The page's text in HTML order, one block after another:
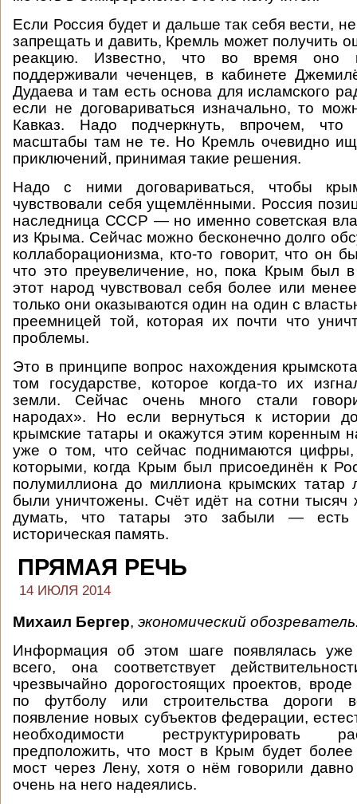
Если Россия будет и дальше так себя вести,
запрещать и давить, Кремль может получить
реакцию. Известно, что во время оно
поддерживали чеченцев, в кабинете
Дудаева и там есть основа для исламского
если не договариваться изначально, то
Кавказ. Надо подчеркнуть, впрочем, что
масштабы там не те. Но Кремль очевидно
приключений, принимая такие решения.
Надо с ними договариваться, чтобы
чувствовали себя ущемлёнными. Россия
наследница СССР — но именно советская
из Крыма. Сейчас можно бесконечно долго
коллаборационизма, кто-то говорит, что он
что это преувеличение, но, пока Крым был
этот народ чувствовал себя более или
только они оказываются один на один с
преемницей той, которая их почти что
проблемы.
Это в принципе вопрос нахождения
том государстве, которое когда-то их
земли. Сейчас очень много стали
народах». Но если вернуться к истории
крымские татары и окажутся этим коренным
уже о том, что сейчас поднимаются цифры,
которыми, когда Крым был присоединён к
полумиллиона до миллиона крымских татар
были уничтожены. Счёт идёт на сотни
думать, что татары это забыли — есть
историческая память.
ПРЯМАЯ РЕЧЬ
14 ИЮЛЯ 2014
Михаил Бергер, экономический
Информация об этом шаге появлялась
всего, она соответствует
чрезвычайно дорогостоящих проектов,
по футболу или строительства дороги
появление новых субъектов федерации,
необходимости реструктурировать
предположить, что мост в Крым будет
мост через Лену, хотя о нём говорили
очень на него надеялись.